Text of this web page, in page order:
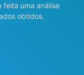
uma análise
obtidos.